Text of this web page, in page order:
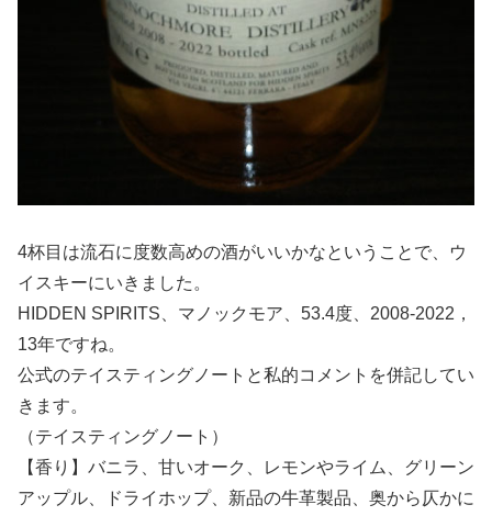
4杯目は流石に度数高めの酒がいいかなということで、ウ
イスキーにいきました。
HIDDEN SPIRITS、マノックモア、53.4度、2008-2022，
13年ですね。
公式のテイスティングノートと私的コメントを併記してい
きます。
（テイスティングノート）
【香り】バニラ、甘いオーク、レモンやライム、グリーン
アップル、ドライホップ、新品の牛革製品、奥から仄かに